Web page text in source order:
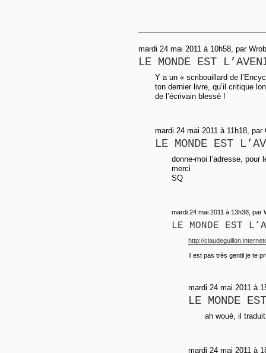
mardi 24 mai 2011 à 10h58, par
LE MONDE EST
Y a un « scribouillard de
ton dernier livre, qu’il critique
de l’écrivain blessé !
mardi 24 mai 2011 à 11h18, par
LE MONDE EST
donne-moi l’adresse, pour
merci
SQ
mardi 24 mai 2011 à 13h38, par
LE MONDE EST
http://
Il est pas très gentil je te
mardi 24 mai 2011 à
LE MONDE
ah woué, il
mardi 24 mai 2011 à